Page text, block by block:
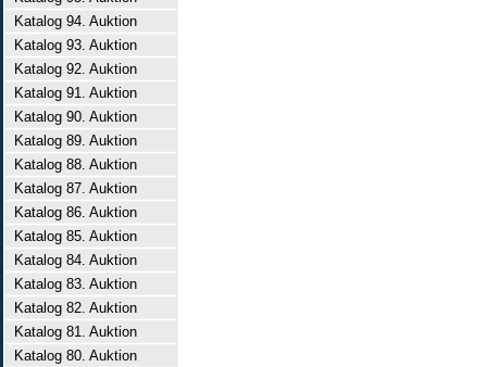
Katalog 94. Auktion
Katalog 93. Auktion
Katalog 92. Auktion
Katalog 91. Auktion
Katalog 90. Auktion
Katalog 89. Auktion
Katalog 88. Auktion
Katalog 87. Auktion
Katalog 86. Auktion
Katalog 85. Auktion
Katalog 84. Auktion
Katalog 83. Auktion
Katalog 82. Auktion
Katalog 81. Auktion
Katalog 80. Auktion